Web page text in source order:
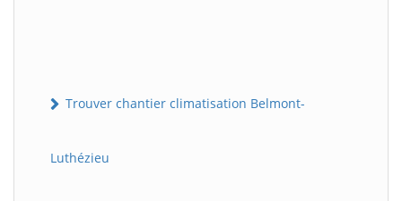
Trouver chantier climatisation Belmont-
Luthézieu